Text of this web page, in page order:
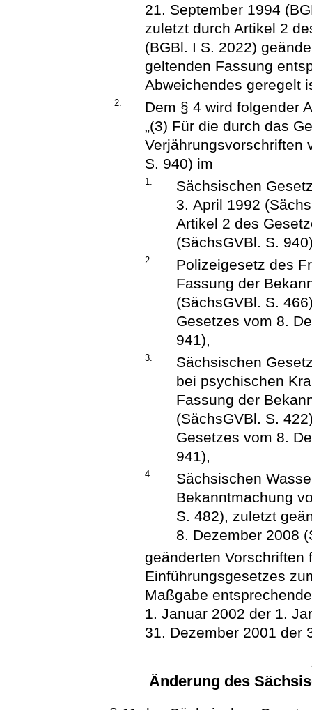
21. September 1994
zuletzt durch Artikel 2
(BGBl. I S. 2022)
geltenden Fassung
Abweichendes geregelt
2.
Dem § 4 wird folgender
„(3) Für die durch das
Verjährungsvorschriften
S. 940) im
1.
Sächsischen
3. April 1992
Artikel 2 des
(SächsGVBl. S.
2.
Polizeigesetz des
Fassung der
(SächsGVBl. S.
Gesetzes vom 8.
941),
3.
Sächsischen
bei psychischen
Fassung der
(SächsGVBl. S.
Gesetzes vom 8.
941),
4.
Sächsischen
Bekanntmachung
S. 482), zuletzt
8. Dezember 2008
geänderten Vorschriften
Einführungsgesetzes
Maßgabe
1. Januar 2002 der 1.
31. Dezember 2001 der
Änderung des